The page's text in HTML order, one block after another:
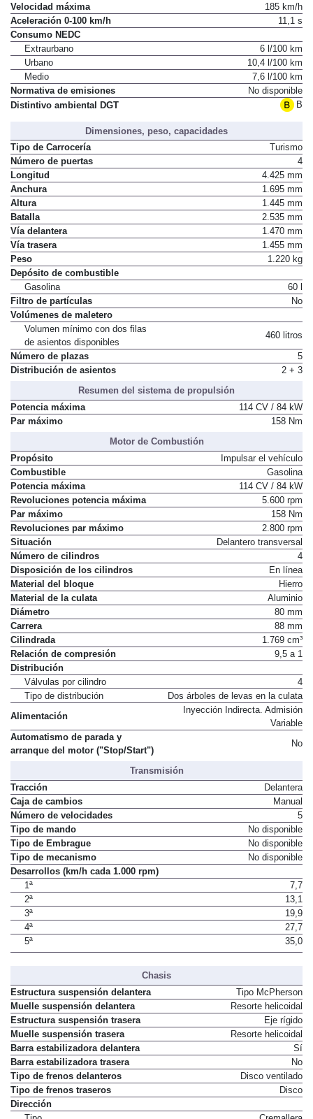
Velocidad máxima
185 km/h
Aceleración 0-100 km/h
11,1 s
Consumo NEDC
Extraurbano
6 l/100 km
Urbano
10,4 l/100 km
Medio
7,6 l/100 km
Normativa de emisiones
No disponible
Distintivo ambiental DGT
B
Dimensiones, peso, capacidades
Tipo de Carrocería
Turismo
Número de puertas
4
Longitud
4.425 mm
Anchura
1.695 mm
Altura
1.445 mm
Batalla
2.535 mm
Vía delantera
1.470 mm
Vía trasera
1.455 mm
Peso
1.220 kg
Depósito de combustible
Gasolina
60 l
Filtro de partículas
No
Volúmenes de maletero
Volumen mínimo con dos filas
de asientos disponibles
460 litros
Número de plazas
5
Distribución de asientos
2 + 3
Resumen del sistema de propulsión
Potencia máxima
114 CV / 84 kW
Par máximo
158 Nm
Motor de Combustión
Propósito
Impulsar el vehículo
Combustible
Gasolina
Potencia máxima
114 CV / 84 kW
Revoluciones potencia máxima
5.600 rpm
Par máximo
158 Nm
Revoluciones par máximo
2.800 rpm
Situación
Delantero transversal
Número de cilindros
4
Disposición de los cilindros
En línea
Material del bloque
Hierro
Material de la culata
Aluminio
Diámetro
80 mm
Carrera
88 mm
Cilindrada
1.769 cm³
Relación de compresión
9,5 a 1
Distribución
Válvulas por cilindro
4
Tipo de distribución
Dos árboles de levas en la culata
Alimentación
Inyección Indirecta. Admisión
Variable
Automatismo de parada y
arranque del motor ("Stop/Start")
No
Transmisión
Tracción
Delantera
Caja de cambios
Manual
Número de velocidades
5
Tipo de mando
No disponible
Tipo de Embrague
No disponible
Tipo de mecanismo
No disponible
Desarrollos (km/h cada 1.000 rpm)
1ª
7,7
2ª
13,1
3ª
19,9
4ª
27,7
5ª
35,0
Chasis
Estructura suspensión delantera
Tipo McPherson
Muelle suspensión delantera
Resorte helicoidal
Estructura suspensión trasera
Eje rígido
Muelle suspensión trasera
Resorte helicoidal
Barra estabilizadora delantera
Sí
Barra estabilizadora trasera
No
Tipo de frenos delanteros
Disco ventilado
Tipo de frenos traseros
Disco
Dirección